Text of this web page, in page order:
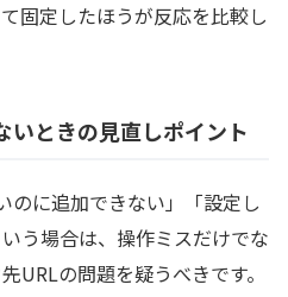
固定したほうが反応を比較し
いときの見直しポイント
のに追加できない」「設定し
う場合は、操作ミスだけでな
URLの問題を疑うべきです。